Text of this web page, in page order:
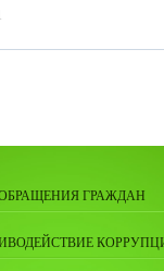
ГРАЖДАН